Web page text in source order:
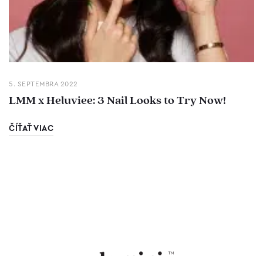
5. SEPTEMBRA 2022
LMM x Heluviee: 3 Nail Looks to Try Now!
ČÍŤAŤ VIAC